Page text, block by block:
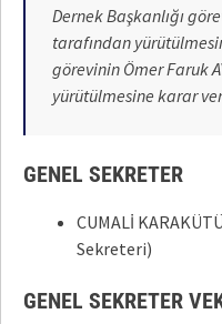
Dernek Başkanlığı
tarafından
görevinin Ömer Faruk
yürütülmesine karar
GENEL SEKRETER
CUMALİ
Sekreteri)
GENEL SEKRETER